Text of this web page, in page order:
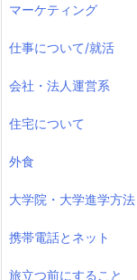
マーケティング
仕事について/就活
会社・法人運営系
住宅について
外食
大学院・大学進学方法
携帯電話とネット
旅立つ前にすること